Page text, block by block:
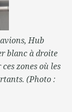
Hub
blanc à droite
zones où les
(Photo :